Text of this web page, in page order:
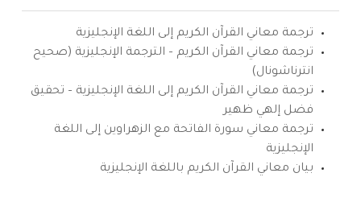
ترجمة معاني القرآن الكريم إلى اللغة الإنجليزية
ترجمة معاني القرآن الكريم – الترجمة الإنجليزية (صحيح
انترناشونال)
ترجمة معاني القرآن الكريم إلى اللغة الإنجليزية – تحقيق
فضل إلهي ظهير
ترجمة معاني سورة الفاتحة مع الزهراوين إلى اللغة
الإنجليزية
بيان معاني القرآن الكريم باللغة الإنجليزية